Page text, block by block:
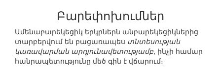
Բարեփոխումներ
Ամենաբարեկեցիկ երկրներն անբարեկեցիկներից
տարբերվում են բացառապես տնտեսության
կառավարման արդյունավետությամբ, ինչի համար
հանրապետությունը մեծ գին է վճարում։